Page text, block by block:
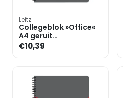
Leitz
Collegeblok »Office«
A4 geruit
polypropyleen
€10,39